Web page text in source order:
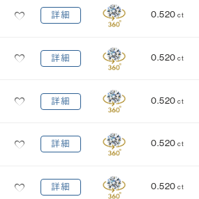
詳細 0.520 ct
詳細 0.520 ct
詳細 0.520 ct
詳細 0.520 ct
詳細 0.520 ct